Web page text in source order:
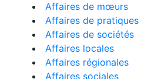
Affaires de mœurs
Affaires de pratiques
Affaires de sociétés
Affaires locales
Affaires régionales
Affaires sociales